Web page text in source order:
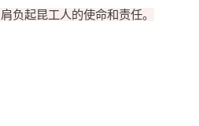
负起昆工人的使命和责任。